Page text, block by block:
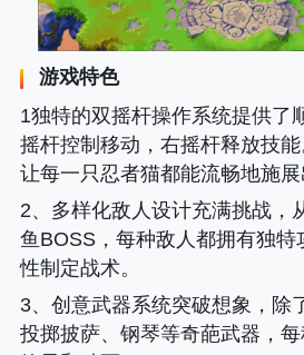
游戏特色
1独特的双摇杆操作系统提供了
摇杆控制移动，右摇杆释放技
让每一只忍者猫都能流畅地施展
2、多样化敌人设计充满挑战，
鱼BOSS，每种敌人都拥有独
性制定战术。
3、创意武器系统突破想象，除
投掷披萨、钢琴等奇葩武器，